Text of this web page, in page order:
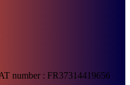
number : FR37314419656